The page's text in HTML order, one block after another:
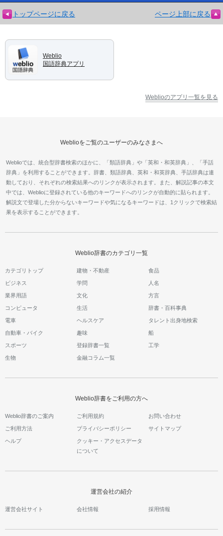
トップページに戻る ページ上部に戻る
Weblio
国語辞典アプリ
Weblioのアプリ一覧を見る
Weblioをご覧のユーザーのみなさまへ
Weblioでは、統合型辞書検索のほかに、「類語辞典」や「英和・和英辞典」、「手話
辞典」を利用することができます。辞書、類語辞典、英和・和英辞典、手話辞典は連
動しており、それぞれの検索結果へのリンクが表示されます。また、解説記事の本文
中では、Weblioに登録されている他のキーワードへのリンクが自動的に貼られます。
解説文で登場した分からないキーワードや気になるキーワードは、1クリックで検索結
果を表示することができます。
Weblio辞書のカテゴリ一覧
カテゴリトップ 建物・不動産 食品
ビジネス 学問 人名
業界用語 文化 方言
コンピュータ 生活 辞書・百科事典
電車 ヘルスケア タレント出身地検索
自動車・バイク 趣味 船
スポーツ 登録辞書一覧 工学
生物 金融コラム一覧
Weblio辞書をご利用の方へ
Weblio辞書のご案内 ご利用規約 お問い合わせ
ご利用方法 プライバシーポリシー サイトマップ
ヘルプ
クッキー・アクセスデータ
について
運営会社の紹介
運営会社サイト 会社情報 採用情報